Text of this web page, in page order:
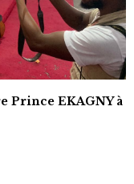
Prince EKAGNY à